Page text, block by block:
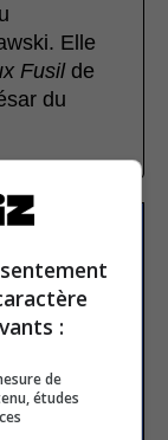
Elle
Fusilde
du
:
de
études